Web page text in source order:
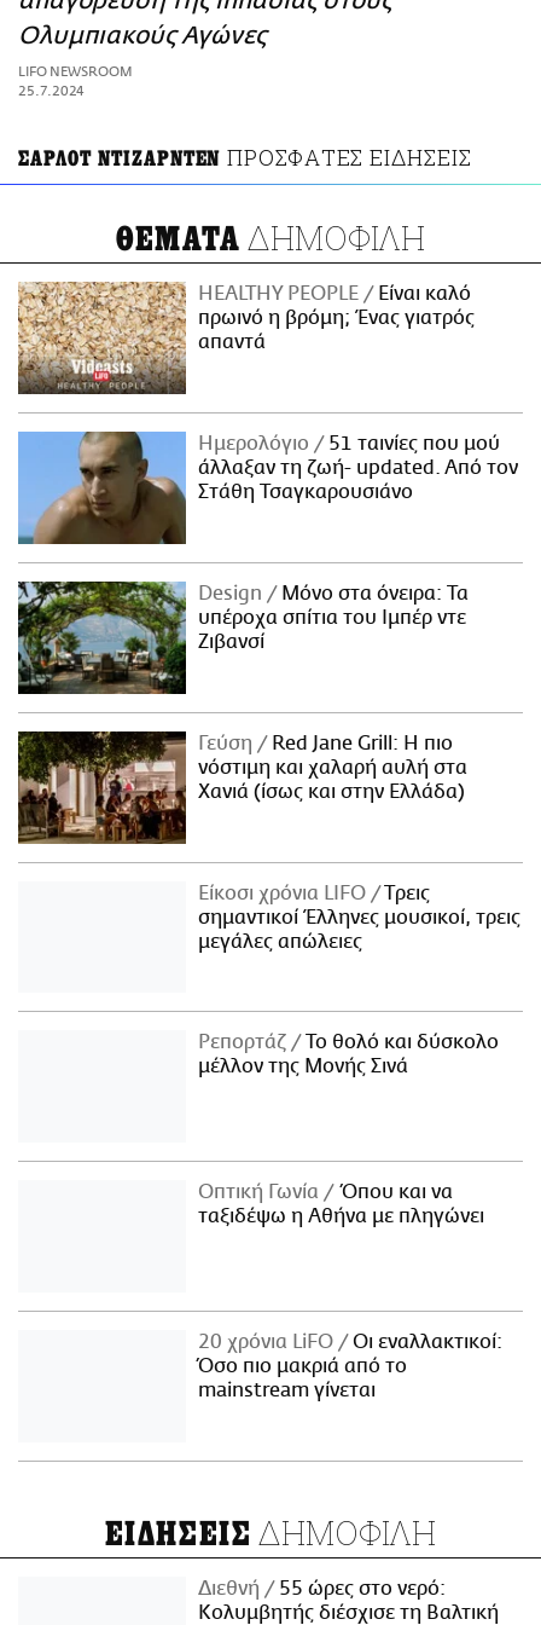
ΑΜΠΑ
PRINT
Ολυμπιακούς Αγώνες
LIFO NEWSROOM
25.7.2024
ΣΑΡΛΟΤ ΝΤΙΖΑΡΝΤΕΝ ΠΡΟΣΦΑΤΕΣ ΕΙΔΗΣΕΙΣ
ΘΕΜΑΤΑ ΔΗΜΟΦΙΛΗ
HEALTHY PEOPLE
Είναι καλό
πρωινό η βρόμη; Ένας γιατρός
απαντά
Ημερολόγιο
51 ταινίες που μού
άλλαξαν τη ζωή- updated. Aπό τον
Στάθη Τσαγκαρουσιάνο
Design
Μόνο στα όνειρα: Τα
υπέροχα σπίτια του Ιμπέρ ντε
Ζιβανσί
Γεύση
Red Jane Grill: Η πιο
νόστιμη και χαλαρή αυλή στα
Χανιά (ίσως και στην Ελλάδα)
Είκοσι χρόνια LIFO
Tρεις
σημαντικοί Έλληνες μουσικοί, τρεις
μεγάλες απώλειες
Ρεπορτάζ
Το θολό και δύσκολο
μέλλον της Μονής Σινά
Οπτική Γωνία
Όπου και να
ταξιδέψω η Αθήνα με πληγώνει
20 χρόνια LiFO
Οι εναλλακτικοί:
Όσο πιο μακριά από το
mainstream γίνεται
ΕΙΔΗΣΕΙΣ ΔΗΜΟΦΙΛΗ
Διεθνή
55 ώρες στο νερό:
Κολυμβητής διέσχισε τη Βαλτική